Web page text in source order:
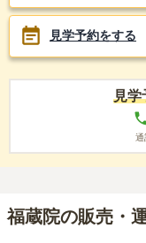
見学予約をする
見学
通
福蔵院の販売・